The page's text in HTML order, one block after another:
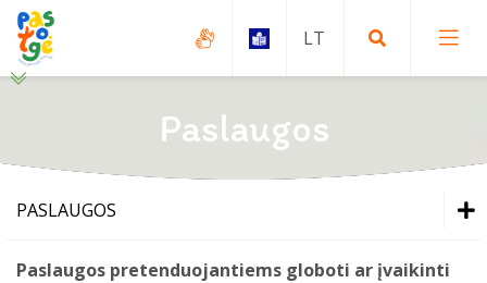
Paslaugos
PASLAUGOS
Globa ir rūpyba
Paslaugos pretenduojantiems globoti ar įvaikinti